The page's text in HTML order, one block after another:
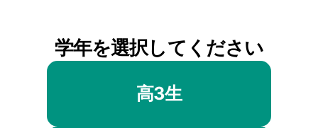
学年を選択してください
高3生